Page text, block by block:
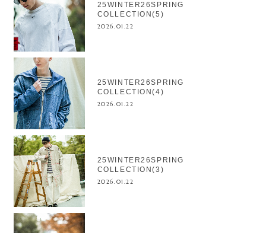
25WINTER26SPRING
COLLECTION(5)
2026.01.22
25WINTER26SPRING
COLLECTION(4)
2026.01.22
25WINTER26SPRING
COLLECTION(3)
2026.01.22